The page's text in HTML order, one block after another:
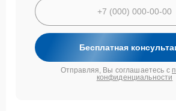
Бесплатная
Отправляя, Вы соглашаетесь с
конфиденциальности